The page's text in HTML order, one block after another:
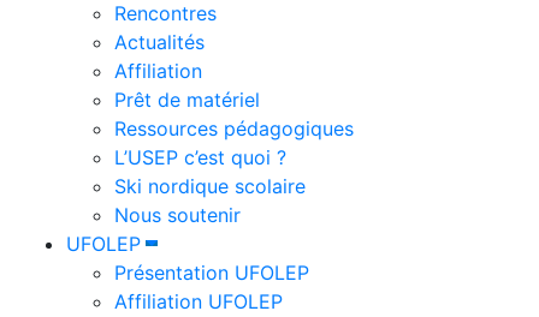
Rencontres
Actualités
Affiliation
Prêt de matériel
Ressources pédagogiques
L’USEP c’est quoi ?
Ski nordique scolaire
Nous soutenir
UFOLEP
Présentation UFOLEP
Affiliation UFOLEP